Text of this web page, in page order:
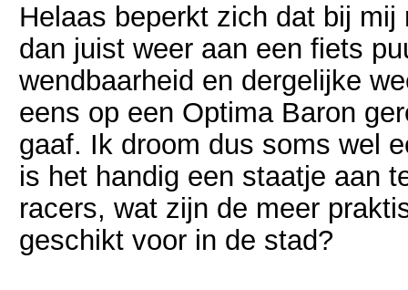
Helaas beperkt zich dat bij
dan juist weer aan een fiets
wendbaarheid en dergelijke
eens op een Optima Baron
gaaf. Ik droom dus soms wel
is het handig een staatje aan
racers, wat zijn de meer
geschikt voor in de stad?